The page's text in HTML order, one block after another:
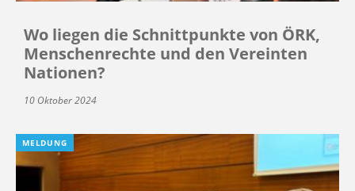
Wo liegen die Schnittpunkte von ÖRK,
Menschenrechte und den Vereinten
Nationen?
10 Oktober 2024
MELDUNG